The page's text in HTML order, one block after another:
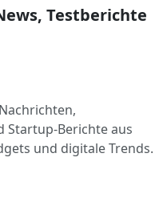
Testberichte
Startup-Berichte aus
und digitale Trends.